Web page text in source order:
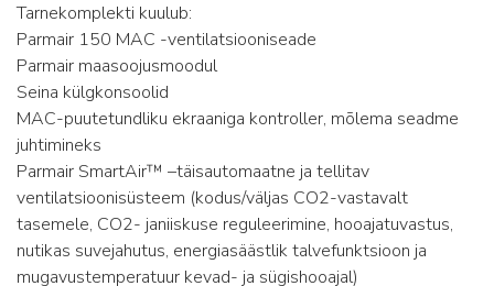
Tarnekomplekti kuulub:
Parmair 150 MAC -ventilatsiooniseade
Parmair maasoojusmoodul
Seina külgkonsoolid
MAC-puutetundliku ekraaniga kontroller, mõlema seadme
juhtimineks
Parmair SmartAir™ –täisautomaatne ja tellitav
ventilatsioonisüsteem (kodus/väljas CO2-vastavalt
tasemele, CO2- janiiskuse reguleerimine, hooajatuvastus,
nutikas suvejahutus, energiasäästlik talvefunktsioon ja
mugavustemperatuur kevad- ja sügishooajal)